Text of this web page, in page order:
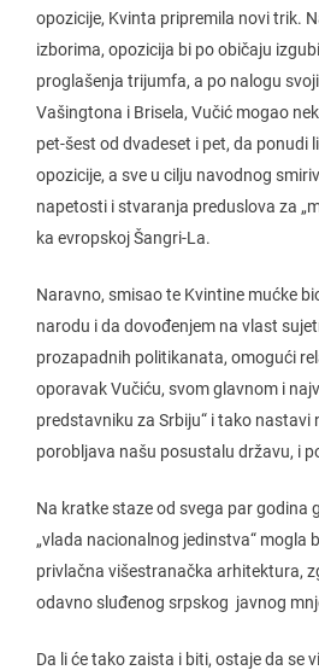
opozicije, Kvinta pripremila novi trik.
izborima, opozicija bi po običaju
proglašenja trijumfa, a po nalogu
Vašingtona i Brisela, Vučić mogao
pet-šest od dvadeset i pet, da ponudi
opozicije, a sve u cilju navodnog
napetosti i stvaranja preduslova za
ka evropskoj Šangri-La.
Naravno, smisao te Kvintine mućke
narodu i da dovođenjem na vlast
prozapadnih politikanata, omogući
oporavak Vučiću, svom glavnom i
predstavniku za Srbiju“ i tako nastavi
porobljava našu posustalu državu, i
Na kratke staze od svega par godina
„vlada nacionalnog jedinstva“ mogla
privlačna višestranačka arhitektura,
odavno sluđenog srpskog javnog
Da li će tako zaista i biti, ostaje da se